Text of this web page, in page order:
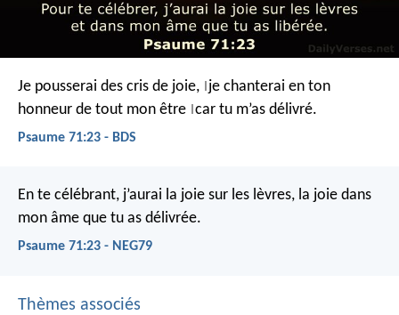
Je pousserai des cris de joie, je chanterai en ton
honneur de tout mon être car tu m’as délivré.
Psaume 71:23 - BDS
En te célébrant, j’aurai la joie sur les lèvres, la joie dans
mon âme que tu as délivrée.
Psaume 71:23 - NEG79
Thèmes associés